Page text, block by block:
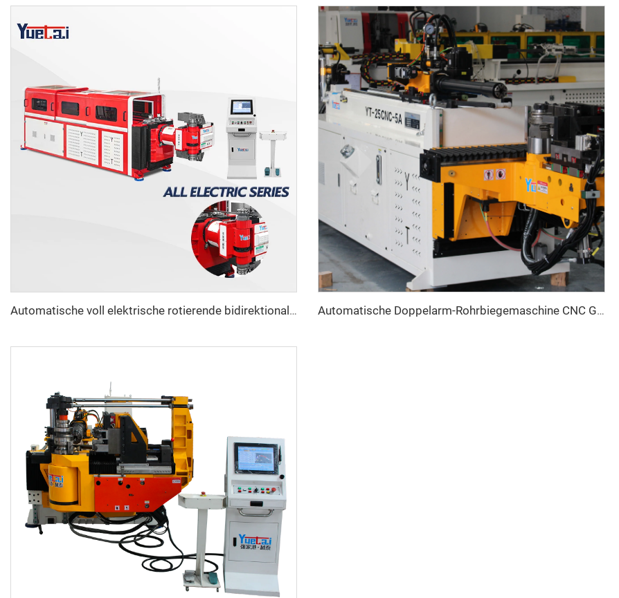
Automatische voll elektrische rotierende bidirektionale CNC-Metal-Rohrbiegemaschine der Serie Rohrbiegemaschinen Automatische Doppelarm-Rohrbiegemaschine CNC Gleichzeitiges 2-Wege-Rohrformsystem für Abgas- und Geländerrohrbiegemaschine